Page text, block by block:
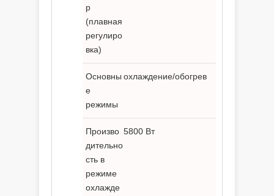
р
(плавная
регулиро
вка)
Основны
е
режимы
охлаждение/обогрев
Произво
дительно
сть в
режиме
охлажде
5800 Вт